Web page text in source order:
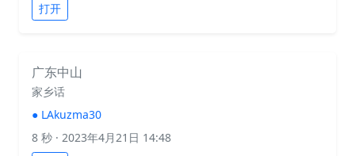
打开
广东中山
家乡话
● LAkuzma30
8 秒 · 2023年4月21日 14:48